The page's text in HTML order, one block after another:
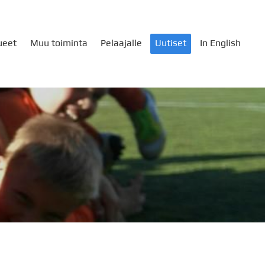
Muu toiminta Pelaajalle Uutiset In English